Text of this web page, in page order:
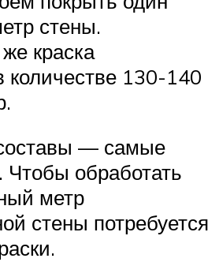
стены.
краска
количестве 130-140
— самые
обработать
метр
стены потребуется